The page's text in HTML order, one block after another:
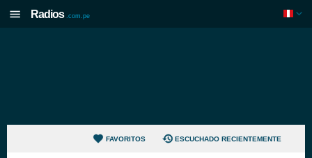
Radios .com.pe
FAVORITOS ESCUCHADO RECIENTEMENTE